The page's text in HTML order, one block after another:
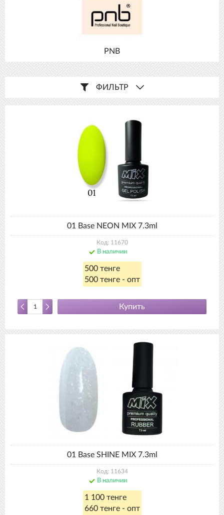
PNB
ФИЛЬТР
01 Base NEON MIX 7.3ml
Код: 11670
В наличии
500 тенге
500 тенге - опт
Купить
01 Base SHINE MIX 7.3ml
Код: 11634
В наличии
1 100 тенге
660 тенге - опт